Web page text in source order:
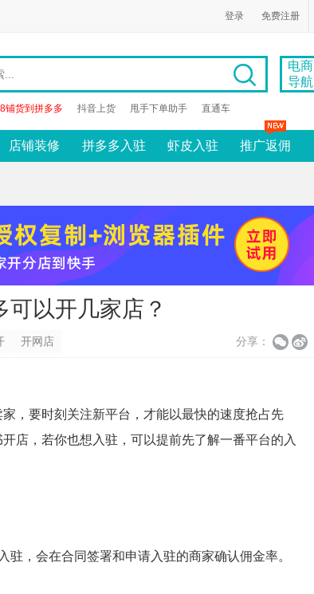
登录 免费注册
铺货到拼多多 抖音上货 甩手下单助手 直通车
电商
导航
店铺装修 拼多多入驻 虾皮入驻 推广返佣
以开几家店？
开网店 分享：
，要时刻关注新平台，才能以最快的速度抢占先
店，若你也想入驻，可以提前先了解一番平台的入
，会在合同签署和申请入驻的商家确认佣金率。